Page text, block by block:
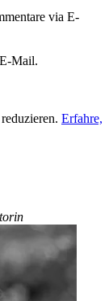
via E-
Mail.
Erfahre,